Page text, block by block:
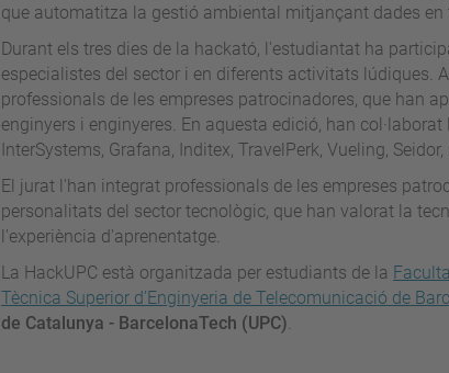
que automatitza la gestió ambiental mitjançant dades en
Durant els tres dies de la hackató, l'estudiantat ha
especialistes del sector i en diferents activitats lúdiques.
professionals de les empreses patrocinadores, que han
enginyers i enginyeres. En aquesta edició, han
InterSystems, Grafana, Inditex, TravelPerk, Vueling,
El jurat l'han integrat professionals de les empreses
personalitats del sector tecnològic, que han valorat la
l'experiència d'aprenentatge.
La HackUPC està organitzada per estudiants de la
Tècnica Superior d’Enginyeria de Telecomunicació de
de Catalunya - BarcelonaTech (UPC).